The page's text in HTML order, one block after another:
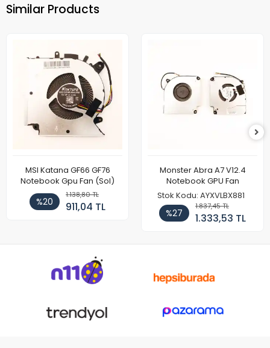
Similar Products
MSI Katana GF66 GF76
Notebook Gpu Fan (Sol)
%20
1.138,80 TL
911,04 TL
Monster Abra A7 V12.4
Notebook GPU Fan
Stok Kodu: AYXVLBX881
%27
1.837,45 TL
1.333,53 TL